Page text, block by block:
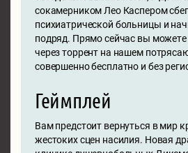
сокамерником Лео Каспером
психиатрической больницы и
подряд. Прямо сейчас вы можете
через торрент на нашем
совершенно бесплатно и без
Геймплей
Вам предстоит вернуться в мир
жестоких сцен насилия. Новая